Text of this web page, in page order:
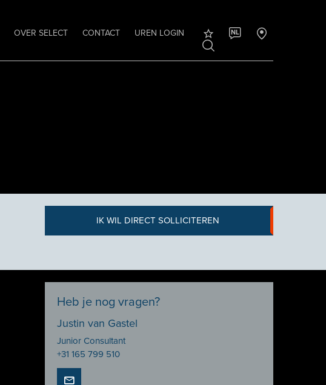
OVER SELECT CONTACT
UREN LOGIN
NL
IK WIL DIRECT SOLLICITEREN
Heb je nog vragen?
Justin van Gastel
Junior Consultant
+31 165 799 510